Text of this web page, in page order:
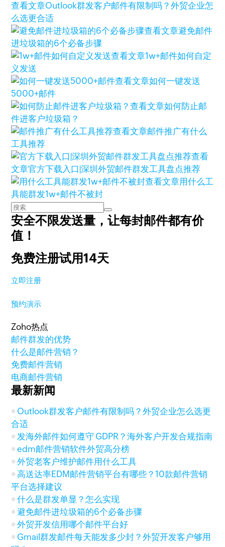
查看文章Outlook群发客户邮件有限制吗？外贸企业怎
么选更合适
查看文章避免邮件
进垃圾箱的6个必备步骤
查看文章1w+邮件如何自定
义发送
查看文章如何一键发送
5000+邮件
查看文章如何防止邮
件进客户垃圾箱？
查看文章邮件推广有什么
工具推荐
查看
文章官方下载入口|深圳外贸邮件群发工具盘点推荐
查看文章用什么工
具能群发1w+邮件不被封
安全不限发送量，让每封邮件都有价
值！
免费注册试用14天
立即注册
预约演示
Zoho热点
邮件群发的优势
什么是邮件营销？
免费邮件营销
电商邮件营销
最新新闻
Outlook群发客户邮件有限制吗？外贸企业怎么选更
合适
发海外邮件如何遵守 GDPR？海外客户开发合规指南
edm邮件营销软件外贸高分榜
外贸老客户维护邮件用什么工具
高送达率EDM邮件营销平台有哪些？10款邮件营销
平台选择建议
什么是群发单显？怎么实现
避免邮件进垃圾箱的6个必备步骤
外贸开发信用哪个邮件平台好
Gmail群发邮件每天能发多少封？外贸开发客户够用